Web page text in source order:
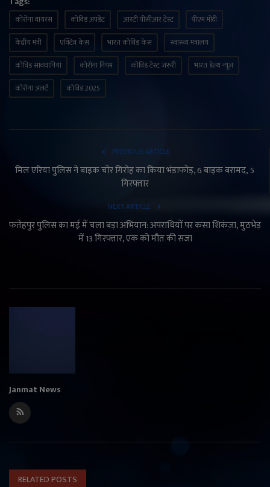
कोरोना वायरस कोविड अपडेट आरटी पीसीआर टेस्ट
पीएम मोदी
केंद्रीय मंत्री
एक्टिव केस भारत कोविड केस
स्वास्थ्य मंत्रालय
कोविड सावधानियां
कोरोना नियम कोविड टेस्ट जरूरी
भारत हेल्थ न्यूज
कोरोना अलर्ट
कोविड 2025
PREVIOUS ARTICLE
मिल एरिया पुलिस ने बाइक चोर गिरोह का किया भंडाफोड़, 6 बाइक बरामद, 5
गिरफ्तार
NEXT ARTICLE
फतेहपुर पुलिस का मई में चला बड़ा अभियान: अपराधियों पर कसा शिकंजा, मुठभेड़
में 13 गिरफ्तार, एक को मौत की सजा
Janmat News
RELATED POSTS